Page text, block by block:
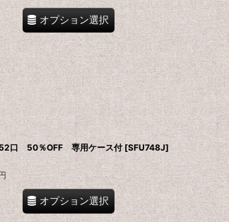
オプション選択
口 50％OFF 専用ケース付 [SFU748J]
オプション選択